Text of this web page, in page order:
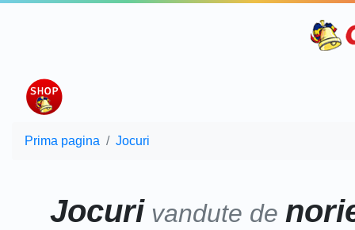
Prima pagina Jocuri
Jocuri vandute de